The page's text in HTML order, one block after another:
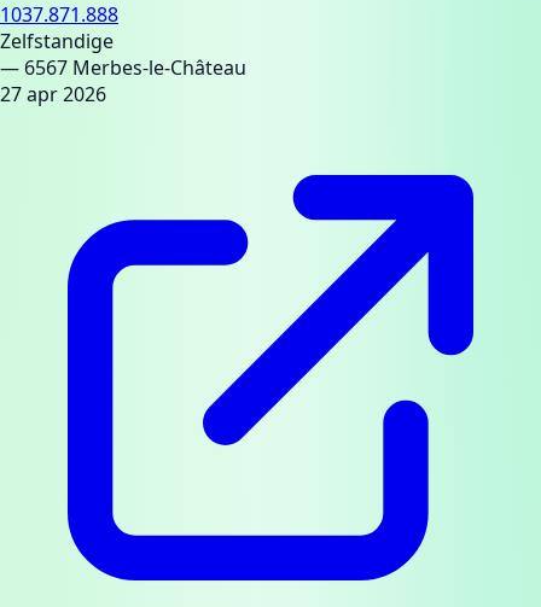
1037.871.888
Zelfstandige
— 6567 Merbes-le-Château
27 apr 2026